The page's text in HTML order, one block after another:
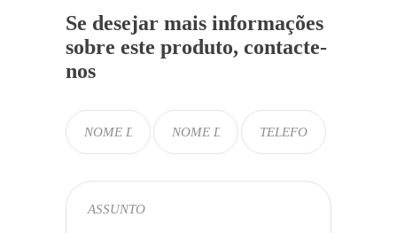
Se desejar mais informações
sobre este produto, contacte-
nos